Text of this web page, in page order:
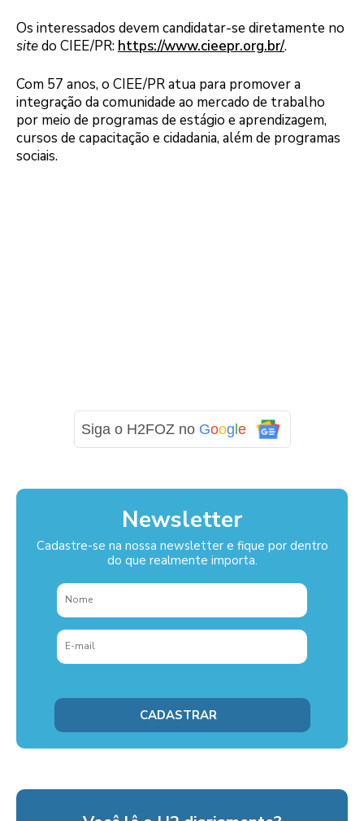
Os interessados devem candidatar-se diretamente no
sitedo CIEE/PR: https://www.cieepr.org.br/.
Com 57 anos, o CIEE/PR atua para promover a
integração da comunidade ao mercado de trabalho
por meio de programas de estágio e aprendizagem,
cursos de capacitação e cidadania, além de programas
sociais.
Siga o H2FOZ no Goog e
Newsletter
Cadastre-se na nossa newsletter e fique por dentro
do que realmente importa.